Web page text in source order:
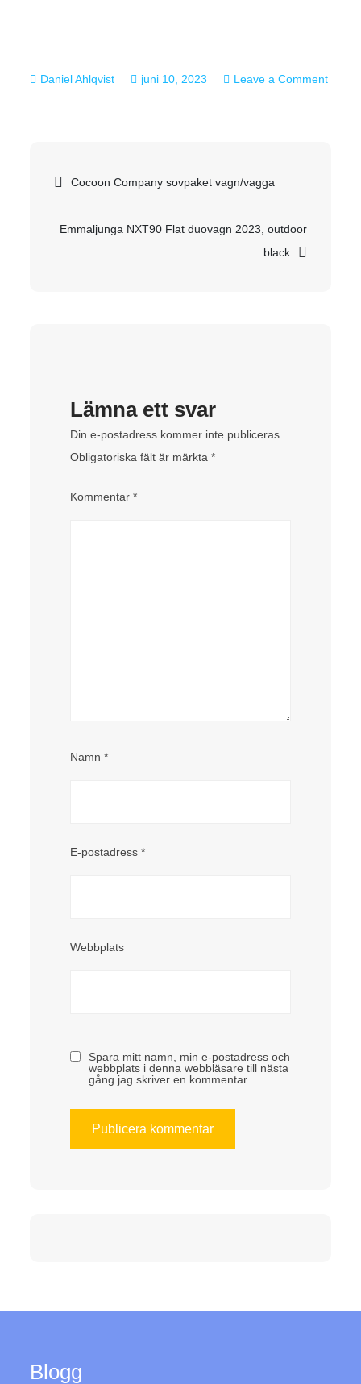
juni 10, 2023
Leave a Comment
Inläggsnavigering
Cocoon Company sovpaket vagn/vagga
Emmaljunga NXT90 Flat duovagn 2023, outdoor
black
Lämna ett svar
Din e-postadress kommer inte publiceras.
Obligatoriska fält är märkta*
Kommentar*
Namn*
E-postadress*
Webbplats
Spara mitt namn, min e-postadress och
webbplats i denna webbläsare till nästa
gång jag skriver en kommentar.
Blogg